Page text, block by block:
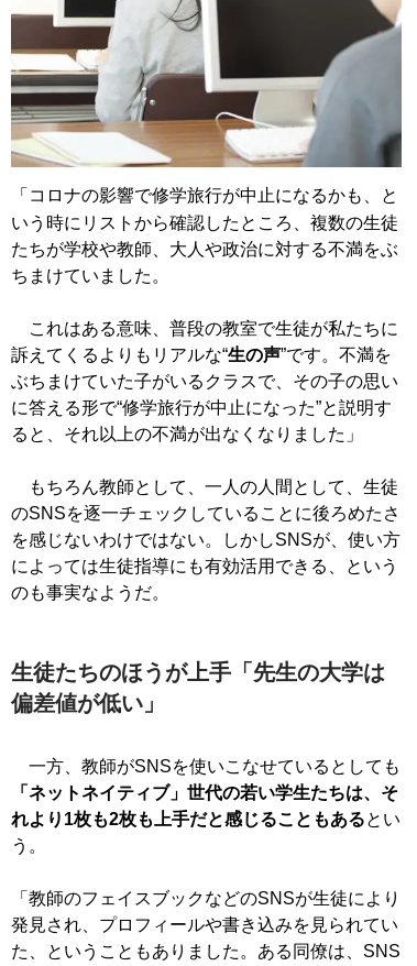
「コロナの影響で修学旅行が中止になるかも、と
いう時にリストから確認したところ、複数の生徒
たちが学校や教師、大人や政治に対する不満をぶ
ちまけていました。
これはある意味、普段の教室で生徒が私たちに
訴えてくるよりもリアルな“生の声”です。不満を
ぶちまけていた子がいるクラスで、その子の思い
に答える形で“修学旅行が中止になった”と説明す
ると、それ以上の不満が出なくなりました」
もちろん教師として、一人の人間として、生徒
のSNSを逐一チェックしていることに後ろめたさ
を感じないわけではない。しかしSNSが、使い方
によっては生徒指導にも有効活用できる、という
のも事実なようだ。
生徒たちのほうが上手「先生の大学は
偏差値が低い」
一方、教師がSNSを使いこなせているとしても
「ネットネイティブ」世代の若い学生たちは、そ
れより1枚も2枚も上手だと感じることもあるとい
う。
「教師のフェイスブックなどのSNSが生徒により
発見され、プロフィールや書き込みを見られてい
た、ということもありました。ある同僚は、SNS